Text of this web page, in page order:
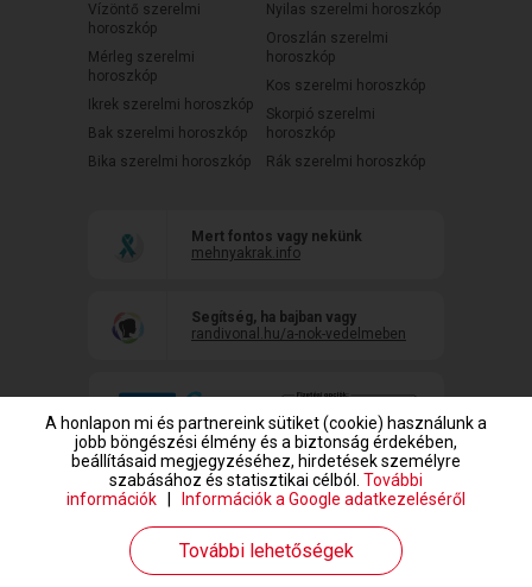
Vízöntő szerelmi
horoszkóp
Mérleg szerelmi
horoszkóp
Ikrek szerelmi horoszkóp
Bak szerelmi horoszkóp
Bika szerelmi horoszkóp
Nyilas szerelmi horoszkóp
Oroszlán szerelmi
horoszkóp
Kos szerelmi horoszkóp
Skorpió szerelmi
horoszkóp
Rák szerelmi horoszkóp
Mert fontos vagy nekünk
mehnyakrak.info
Segítség, ha bajban vagy
randivonal.hu/a-nok-vedelmeben
www.randivonal.hu © Copyright 1999-2026 Dating Central Europe Zrt.
A honlapon mi és partnereink sütiket (cookie) használunk a
jobb böngészési élmény és a biztonság érdekében,
beállításaid megjegyzéséhez, hirdetések személyre
szabásához és statisztikai célból. További
információk
Információk a Google adatkezeléséről
További lehetőségek